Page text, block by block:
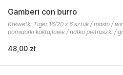
Gamberi con burro
Krewetki Tiger 16/20 x 6 sztuk / masło /
pomidorki koktajlowe / natka pietruszki /
48,00 zł